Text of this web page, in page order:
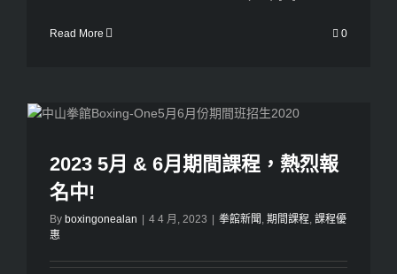
Read More 0
2023 5月 & 6月期間課程，熱烈報
名中!
By boxingonealan | 4 4 月, 2023 | 拳館新聞 期間課程 課程優
惠